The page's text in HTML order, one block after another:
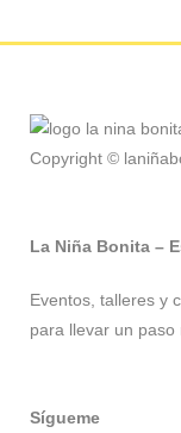
Copyright ©
La Niña Bonita –
Eventos, talleres y
para llevar un paso
Sígueme